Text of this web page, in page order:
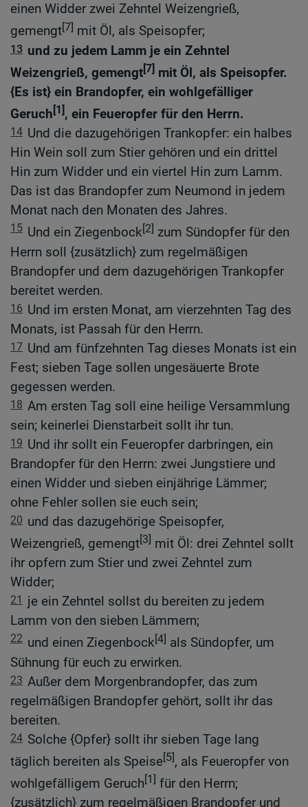
einen Widder zwei Zehntel Weizengrieß,
gemengt[7] mit Öl, als Speisopfer;
13 und zu jedem Lamm je ein Zehntel
Weizengrieß, gemengt[7] mit Öl, als Speisopfer.
{Es ist} ein Brandopfer, ein wohlgefälliger
Geruch [1], ein Feueropfer für den Herrn.
14 Und die dazugehörigen Trankopfer: ein halbes
Hin Wein soll zum Stier gehören und ein drittel
Hin zum Widder und ein viertel Hin zum Lamm.
Das ist das Brandopfer zum Neumond in jedem
Monat nach den Monaten des Jahres.
15 Und ein Ziegenbock[2] zum Sündopfer für den
Herrn soll {zusätzlich} zum regelmäßigen
Brandopfer und dem dazugehörigen Trankopfer
bereitet werden.
16 Und im ersten Monat, am vierzehnten Tag des
Monats, ist Passah für den Herrn.
17 Und am fünfzehnten Tag dieses Monats ist ein
Fest; sieben Tage sollen ungesäuerte Brote
gegessen werden.
18 Am ersten Tag soll eine heilige Versammlung
sein; keinerlei Dienstarbeit sollt ihr tun.
19 Und ihr sollt ein Feueropfer darbringen, ein
Brandopfer für den Herrn: zwei Jungstiere und
einen Widder und sieben einjährige Lämmer;
ohne Fehler sollen sie euch sein;
20 und das dazugehörige Speisopfer,
Weizengrieß, gemengt[3] mit Öl: drei Zehntel sollt
ihr opfern zum Stier und zwei Zehntel zum
Widder;
21
je ein Zehntel sollst du bereiten zu jedem
Lamm von den sieben Lämmern;
22 und einen Ziegenbock[4] als Sündopfer, um
Sühnung für euch zu erwirken.
23 Außer dem Morgenbrandopfer, das zum
regelmäßigen Brandopfer gehört, sollt ihr das
bereiten.
24 Solche {Opfer} sollt ihr sieben Tage lang
täglich bereiten als Speise[5], als Feueropfer von
wohlgefälligem Geruch[1] für den Herrn;
{zusätzlich} zum regelmäßigen Brandopfer und